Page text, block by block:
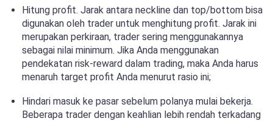
Hitung profit. Jarak antara neckline dan top/bottom bisa
digunakan oleh trader untuk menghitung profit. Jarak ini
merupakan perkiraan, trader sering menggunakannya
sebagai nilai minimum. Jika Anda menggunakan
pendekatan risk-reward dalam trading, maka Anda harus
menaruh target profit Anda menurut rasio ini;
Hindari masuk ke pasar sebelum polanya mulai bekerja.
Beberapa trader dengan keahlian lebih rendah terkadang